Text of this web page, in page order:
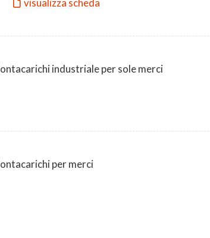
visualizza scheda
industriale per sole merci
per merci